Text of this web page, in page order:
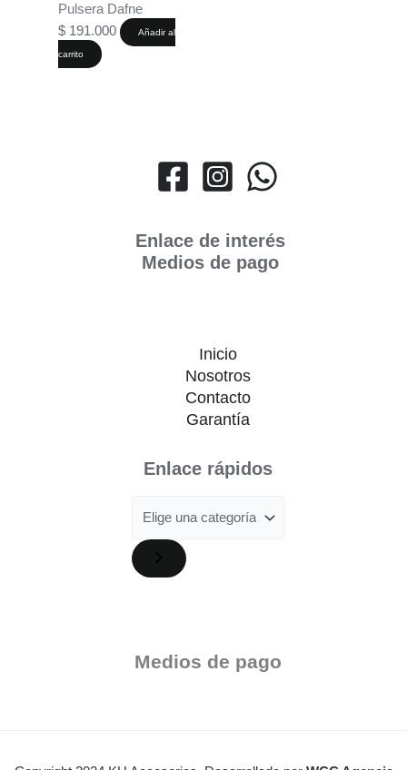
Pulsera Dafne
$191.000 Añadir al
carrito
Enlace de interés
Medios de pago
Inicio
Nosotros
Contacto
Garantía
Enlace rápidos
Medios de pago